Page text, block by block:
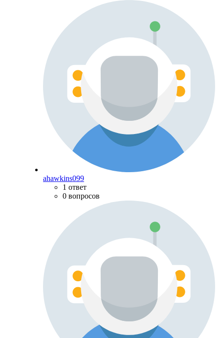
ahawkins099
1 ответ
0 вопросов